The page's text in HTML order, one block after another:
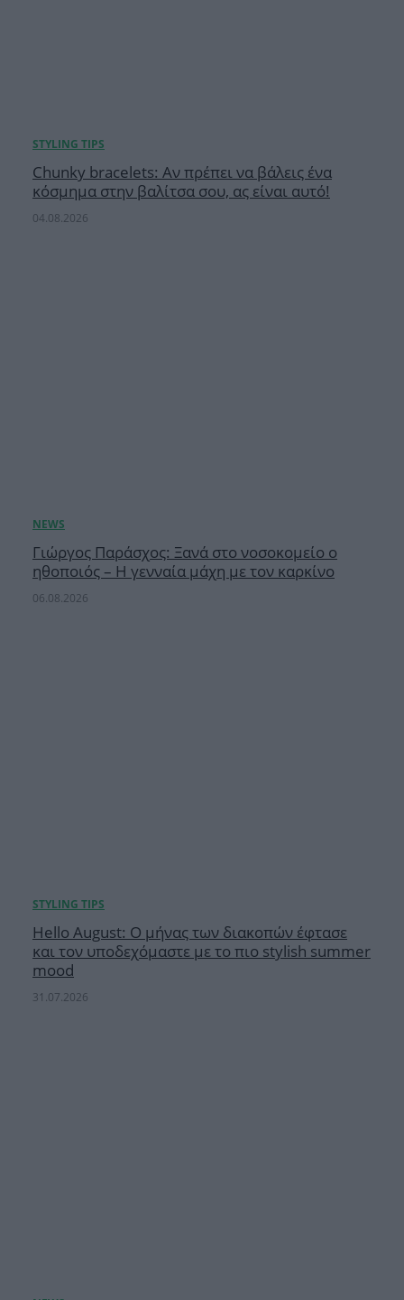
Chunky bracelets: Αν πρέπει να βάλεις ένα
κόσμημα στην βαλίτσα σου, ας είναι αυτό!
04.08.2026
Γιώργος Παράσχος: Ξανά στο νοσοκομείο ο
ηθοποιός – Η γενναία μάχη με τον καρκίνο
06.08.2026
Hello August: Ο μήνας των διακοπών έφτασε
και τον υποδεχόμαστε με το πιο stylish summer
mood
31.07.2026